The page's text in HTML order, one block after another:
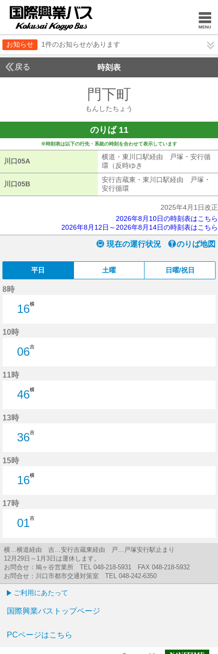
お知らせ 1件のお知らせがあります
戻る 時刻表
門下町
もんしたちょう
のりば 11
※時刻表は以下の行先・系統の時刻を合わせて表示しています
川口05A
横道・東川口駅経由 戸塚・安行循
環（反時ゆき
川口05B
安行吉蔵東・東川口駅経由 戸塚・
安行循環
2025年4月1日改正
2026年8月10日の時刻表はこちら
2026年8月12日～2026年8月14日の時刻表はこちら
現在の運行状況 のりば地図
平日 土曜 日曜/祝日
8時
16横
10時
06吉
11時
46横
13時
36吉
15時
16横
17時
01吉
横…横道経由 吉…安行吉蔵東経由 戸…戸塚安行駅止まり
12月29日～1月3日は運休します。
お問合せ：鳩ヶ谷営業所 TEL 048-218-5931 FAX 048-218-5932
お問合せ：川口市都市交通対策室 TEL 048-242-6350
ご利用にあたって
国際興業バストップページ
PCページはこちら